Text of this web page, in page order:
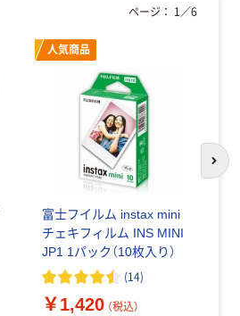
人気商品
富士フイルム instax mini
チェキフィルム INS MINI
JP1 1パック（10枚入り）
(14)
￥1,420 （税込）
ページ： 1 ／6
次